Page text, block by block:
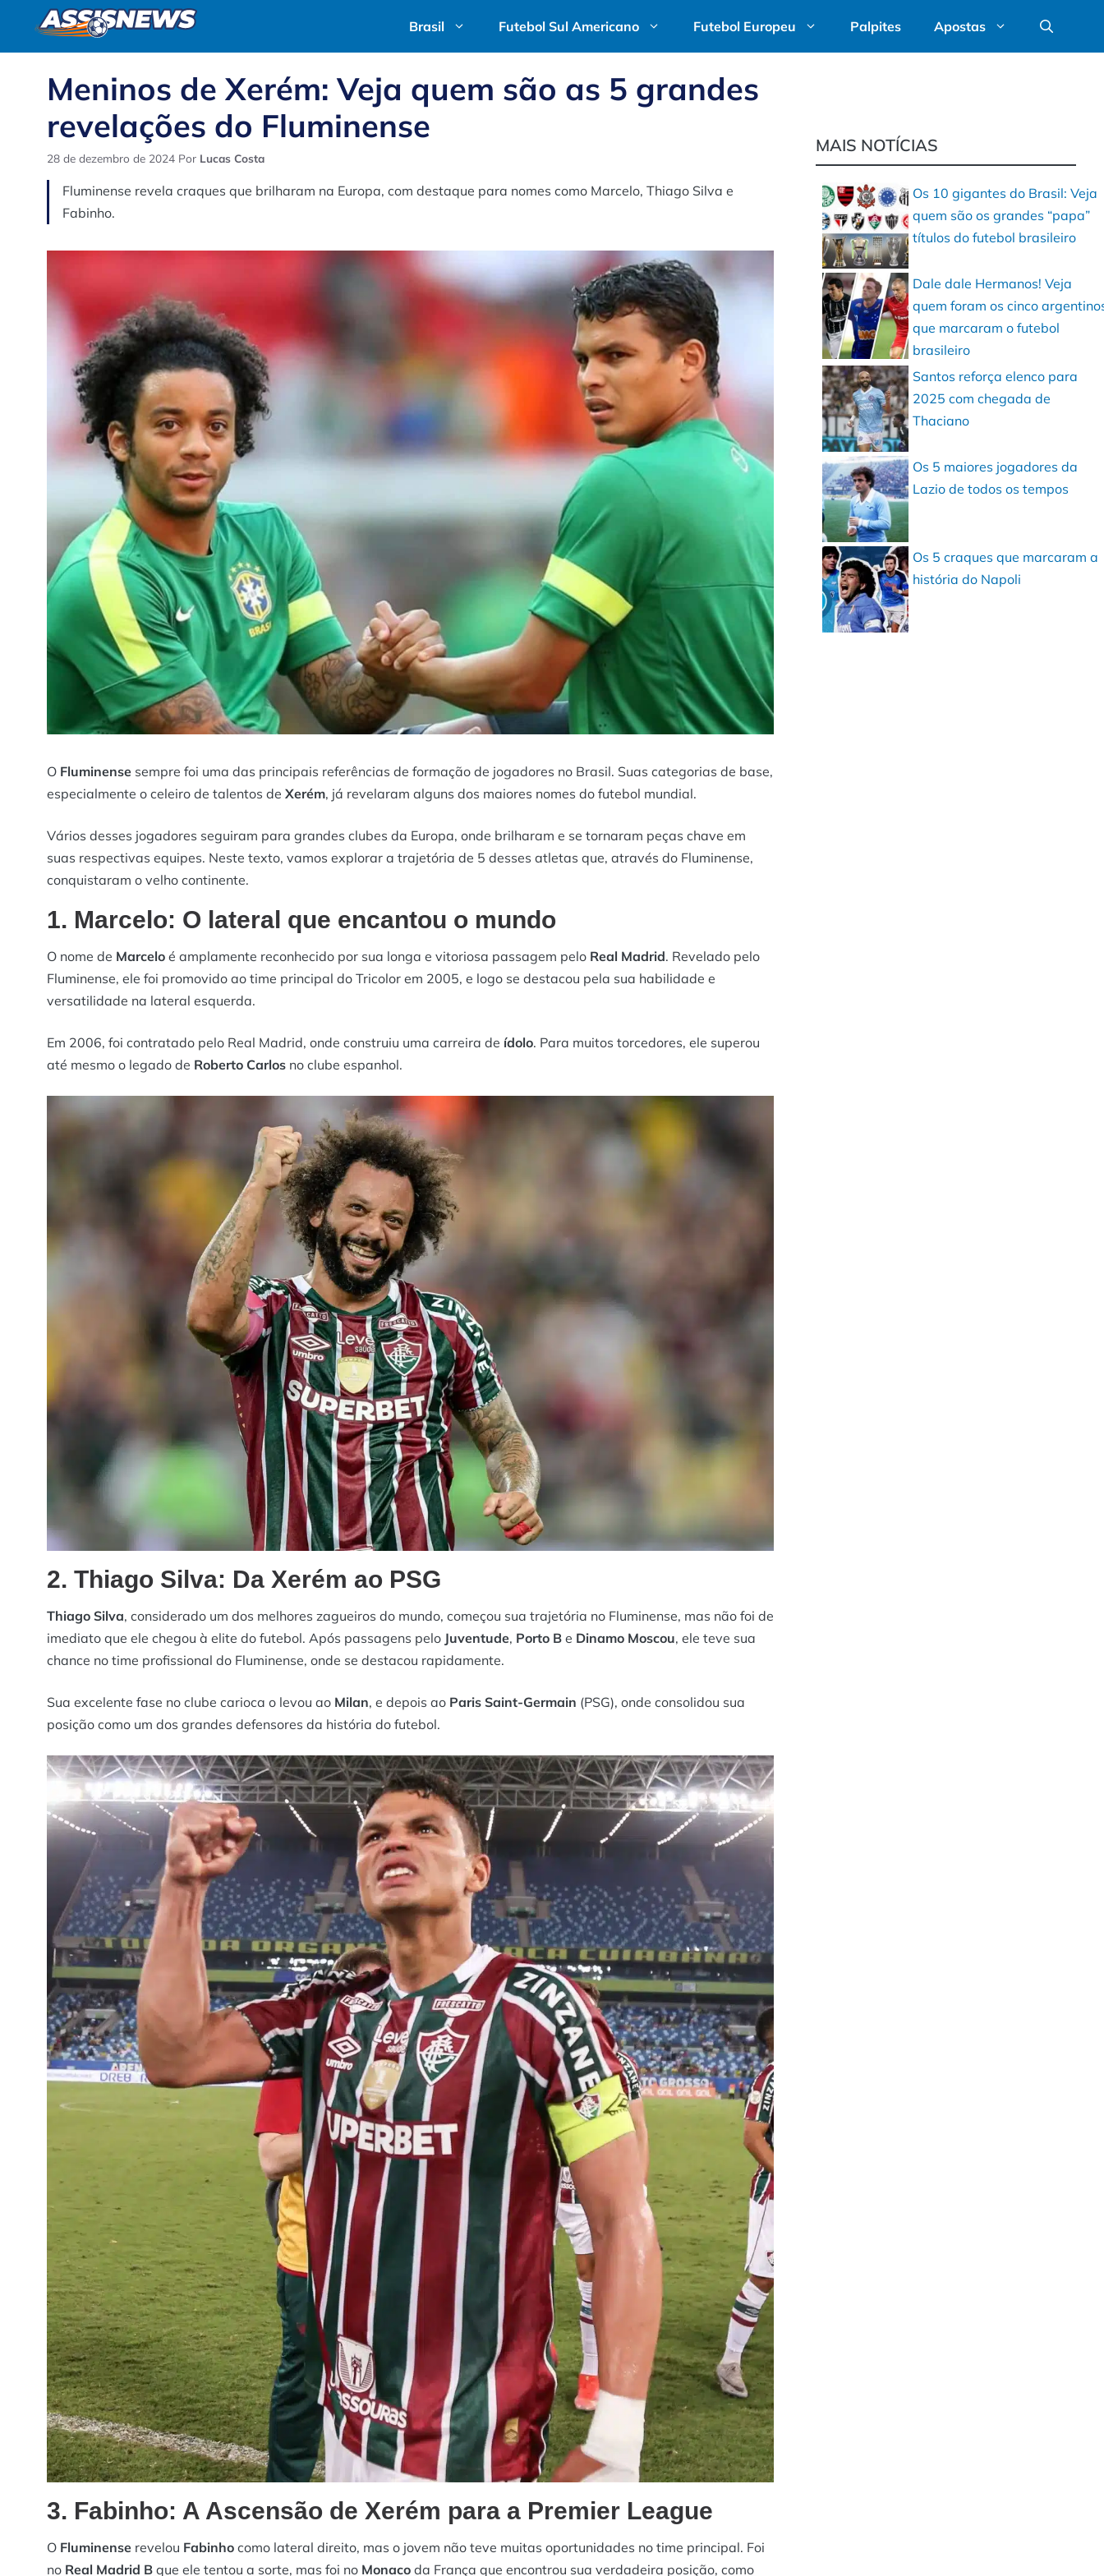
o
conteúdo
Brasil Futebol Sul Americano Futebol Europeu Palpites Apostas
Meninos de Xerém: Veja quem são as 5 grandes
revelações do Fluminense
28 de dezembro de 2024 Por Lucas Costa
Fluminense revela craques que brilharam na Europa, com destaque para nomes como Marcelo, Thiago Silva e
Fabinho.
O Fluminense sempre foi uma das principais referências de formação de jogadores no Brasil. Suas categorias de base,
especialmente o celeiro de talentos de Xerém, já revelaram alguns dos maiores nomes do futebol mundial.
Vários desses jogadores seguiram para grandes clubes da Europa, onde brilharam e se tornaram peças chave em
suas respectivas equipes. Neste texto, vamos explorar a trajetória de 5 desses atletas que, através do Fluminense,
conquistaram o velho continente.
1. Marcelo: O lateral que encantou o mundo
O nome de Marcelo é amplamente reconhecido por sua longa e vitoriosa passagem pelo Real Madrid. Revelado pelo
Fluminense, ele foi promovido ao time principal do Tricolor em 2005, e logo se destacou pela sua habilidade e
versatilidade na lateral esquerda.
Em 2006, foi contratado pelo Real Madrid, onde construiu uma carreira de ídolo. Para muitos torcedores, ele superou
até mesmo o legado de Roberto Carlos no clube espanhol.
2. Thiago Silva: Da Xerém ao PSG
Thiago Silva, considerado um dos melhores zagueiros do mundo, começou sua trajetória no Fluminense, mas não foi de
imediato que ele chegou à elite do futebol. Após passagens pelo Juventude, Porto B e Dinamo Moscou, ele teve sua
chance no time profissional do Fluminense, onde se destacou rapidamente.
Sua excelente fase no clube carioca o levou ao Milan, e depois ao Paris Saint-Germain (PSG), onde consolidou sua
posição como um dos grandes defensores da história do futebol.
3. Fabinho: A Ascensão de Xerém para a Premier League
O Fluminense revelou Fabinho como lateral direito, mas o jovem não teve muitas oportunidades no time principal. Foi
no Real Madrid B que ele tentou a sorte, mas foi no Monaco da França que encontrou sua verdadeira posição, como
MAIS NOTÍCIAS
Os 10 gigantes do Brasil: Veja
quem são os grandes “papa”
títulos do futebol brasileiro
Dale dale Hermanos! Veja
quem foram os cinco
que marcaram o futebol
brasileiro
Santos reforça elenco para
2025 com chegada de
Thaciano
Os 5 maiores jogadores da
Lazio de todos os tempos
Os 5 craques que marcaram a
história do Napoli